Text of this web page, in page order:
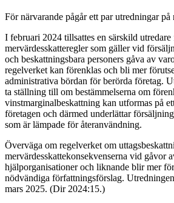
För närvarande pågår ett par utredningar på
I februari 2024 tillsattes en särskild utredare
mervärdesskatteregler som gäller vid
och beskattningsbara personers gåva av
regelverket kan förenklas och bli mer
administrativa bördan för berörda företag.
ta ställning till om bestämmelserna om
vinstmarginalbeskattning kan utformas på
företagen och därmed underlättar
som är lämpade för återanvändning.
Överväga om regelverket om
mervärdesskattekonsekvenserna vid gåvor
hjälporganisationer och liknande blir mer
nödvändiga författningsförslag.
mars 2025. (Dir 2024:15.)